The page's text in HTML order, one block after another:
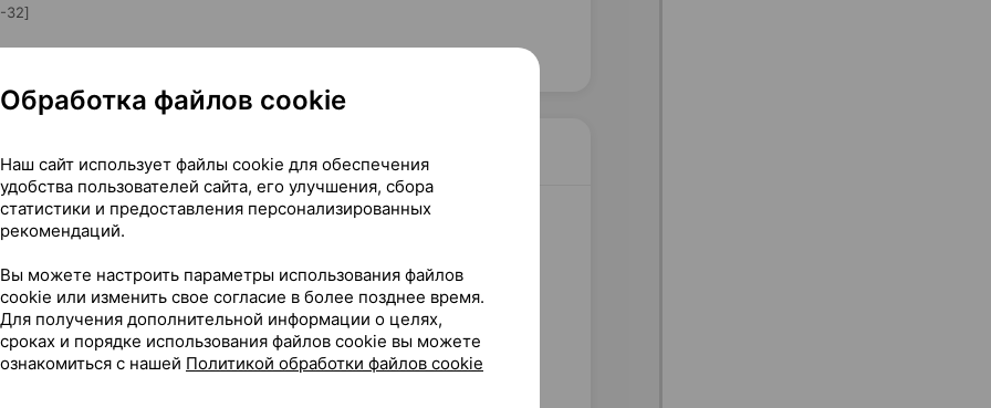
32]
M [размер 22-32], ×1, Микролайф АГ Тайвань
На карте
9
Обработка файлов cookie
Наш сайт использует файлы cookie для обеспечения
удобства пользователей сайта, его улучшения, сбора
статистики и предоставления персонализированных
рекомендаций.
Вы можете настроить параметры использования файлов
cookie или изменить свое согласие в более позднее время.
Для получения дополнительной информации о целях,
сроках и порядке использования файлов cookie вы можете
ознакомиться с нашей Политикой обработки файлов cookie